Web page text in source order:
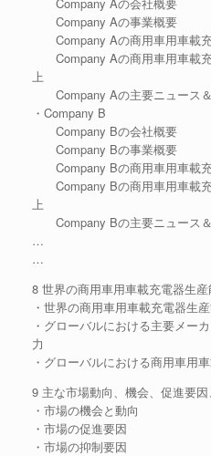
Company Aの事業概要
Company Aの商用車用車載
Company Aの商用車用車載
上
Company Aの主要ニュース
・Company B
Company Bの会社概要
Company Bの事業概要
Company Bの商用車用車載
Company Bの商用車用車載
上
Company Bの主要ニュース
…
…
8 世界の商用車用車載充電器生
・世界の商用車用車載充電器生
・グローバルにおける主要メー
力
・グローバルにおける商用車用
9 主な市場動向、機会、促進要
・市場の機会と動向
・市場の促進要因
・市場の抑制要因